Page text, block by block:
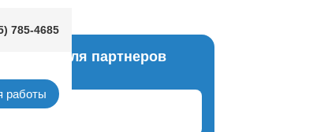
785-4685
работы
Вход для партнеров
Логин